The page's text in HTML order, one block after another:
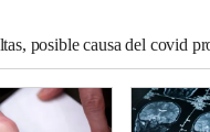
posible causa del covid